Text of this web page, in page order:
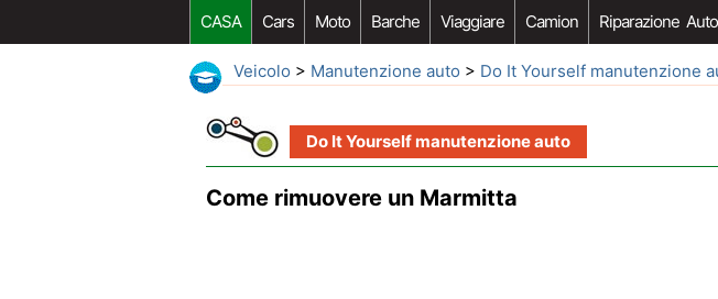
CASA Cars Moto Barche Viaggiare Camion Riparazione Auto
Veicolo > Manutenzione auto > Do It Yourself manutenzione
Do It Yourself manutenzione auto
Come rimuovere un Marmitta